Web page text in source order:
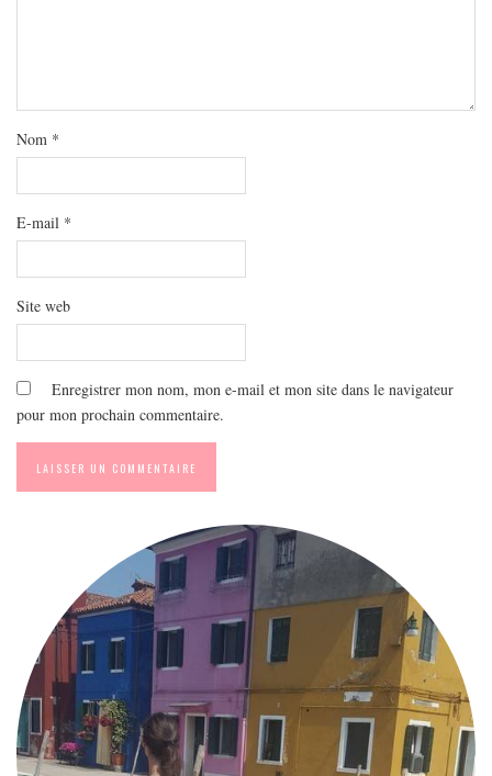
BEAUTÉ
ME CONTACTER
A PROPOS
PARUTIONS ET PARTENARIATS
Nom *
E-mail *
Site web
Enregistrer mon nom, mon e-mail et mon site dans le navigateur
pour mon prochain commentaire.